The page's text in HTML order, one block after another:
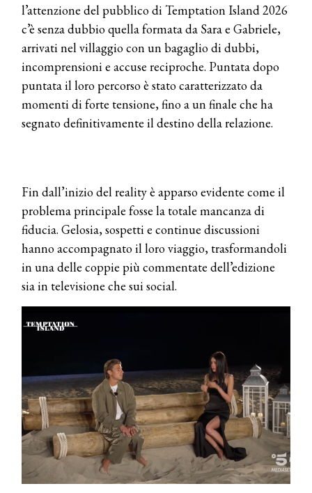
l’attenzione del pubblico di Temptation Island 2026
c’è senza dubbio quella formata da Sara e Gabriele,
arrivati nel villaggio con un bagaglio di dubbi,
incomprensioni e accuse reciproche. Puntata dopo
puntata il loro percorso è stato caratterizzato da
momenti di forte tensione, fino a un finale che ha
segnato definitivamente il destino della relazione.
Fin dall’inizio del reality è apparso evidente come il
problema principale fosse la totale mancanza di
fiducia. Gelosia, sospetti e continue discussioni
hanno accompagnato il loro viaggio, trasformandoli
in una delle coppie più commentate dell’edizione
sia in televisione che sui social.